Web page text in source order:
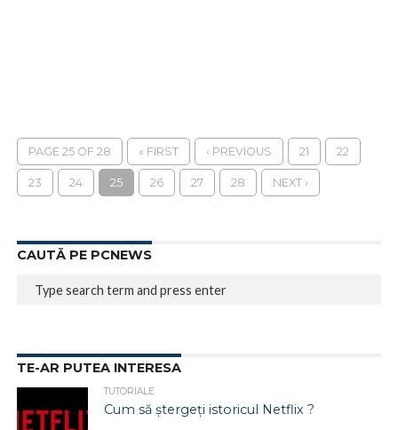
PAGE 25 OF 28 « FIRST ‹ PREVIOUS 21 22
23 24 25 26 27 28 NEXT ›
CAUTĂ PE PCNEWS
TE-AR PUTEA INTERESA
TUTORIALE
Cum să ștergeți istoricul Netflix ?